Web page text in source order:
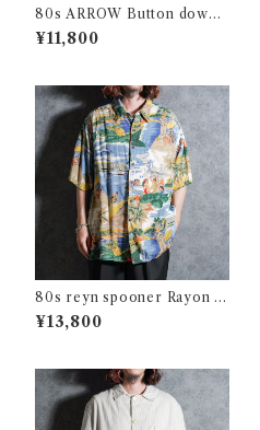
80s ARROW Button down
Oxford Shirts アロー ボタン
ダウン オックスフォード シャ
¥11,800
80s reyn spooner Rayon Al
oha Shirts レインスプーナー
レーヨン アロハシャツ
¥13,800